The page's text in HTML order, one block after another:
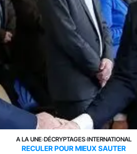
A LA UNE›DÉCRYPTAGES›INTERNATIONAL
RECULER POUR MIEUX SAUTER